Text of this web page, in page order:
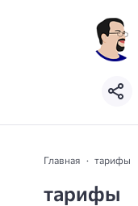
Главная тарифы
тарифы